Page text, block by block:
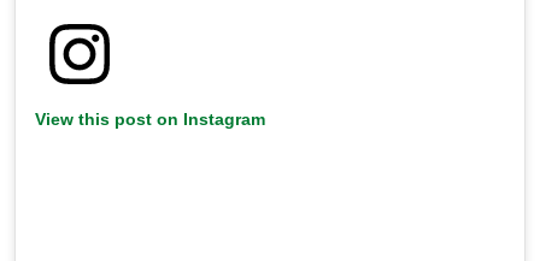
View this post on Instagram